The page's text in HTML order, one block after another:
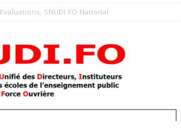
Evaluations, SNUDI FO National